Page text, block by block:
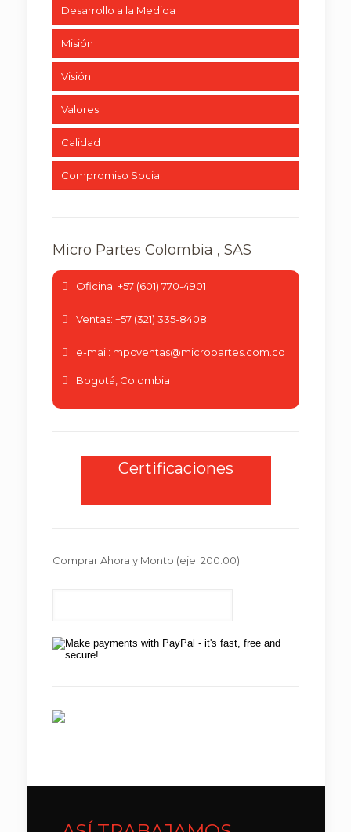
Desarrollo a la Medida
Misión
Visión
Valores
Calidad
Compromiso Social
Micro Partes Colombia , SAS
Oficina: +57 (601) 770-4901
Ventas: +57 (321) 335-8408
e-mail: mpcventas@micropartes.com.co
Bogotá, Colombia
Certificaciones
Comprar Ahora y Monto (eje: 200.00)